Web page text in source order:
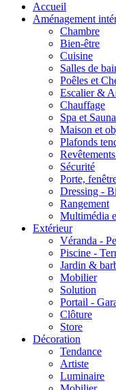
Accueil
Aménagement
Chambre
Bien-être
Cuisine
Salles de
Poêles et
Escalier &
Chauffage
Spa et Sauna
Maison et
Plafonds
Sécurité
Porte,
Dressing -
Rangement
Multimédia
Extérieur
Véranda -
Piscine -
Jardin &
Mobilier
Solution
Portail -
Clôture
Store
Décoration
Tendance
Artiste
Luminaire